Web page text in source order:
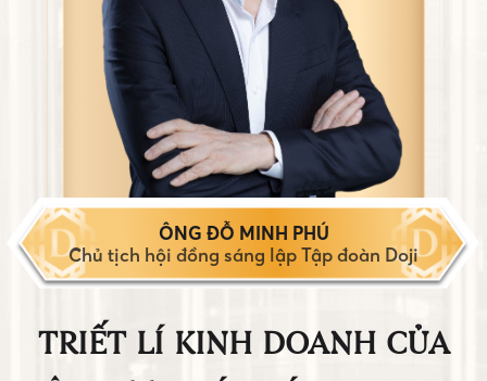
ÔNG ĐỖ MINH PHÚ
Chủ tịch hội đồng sáng lập Tập đoàn Doji
TRIẾT LÍ KINH DOANH CỦA